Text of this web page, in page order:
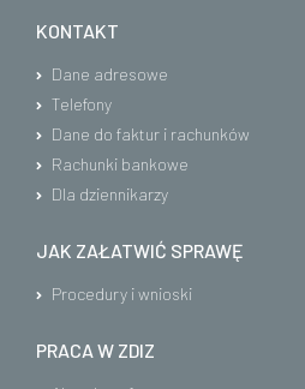
KONTAKT
Dane adresowe
Telefony
Dane do faktur i rachunków
Rachunki bankowe
Dla dziennikarzy
JAK ZAŁATWIĆ SPRAWĘ
Procedury i wnioski
PRACA W ZDIZ